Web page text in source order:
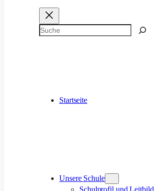
Suchen
Startseite
Unsere Schule